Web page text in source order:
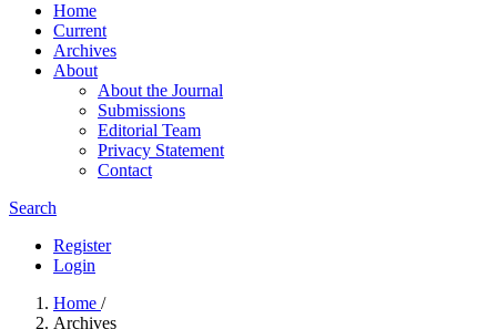
Home
Current
Archives
About
About the Journal
Submissions
Editorial Team
Privacy Statement
Contact
Search
Register
Login
Home /
Archives